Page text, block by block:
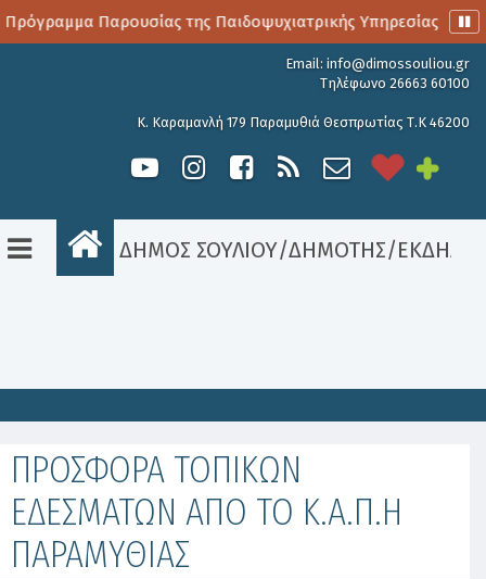
Παρουσίας της Παιδοψυχιατρικής Υπηρεσίας
Email: info@dimossouliou.gr
Τηλέφωνο 26663 60100
Κ. Καραμανλή 179 Παραμυθιά Θεσπρωτίας Τ.Κ 46200
ΔΗΜΟΣ ΣΟΥΛΙΟΥ/ΔΗΜΟΤΗΣ/
ΠΡΟΣΦΟΡΑ ΤΟΠΙΚΩΝ
ΕΔΕΣΜΑΤΩΝ ΑΠΟ ΤΟ Κ.Α.Π.Η
ΠΑΡΑΜΥΘΙΑΣ